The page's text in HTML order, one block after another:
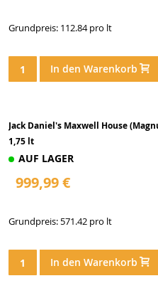
Grundpreis: 112.84 pro lt
In den Warenkorb
Jack Daniel's Maxwell House
1,75 lt
AUF LAGER
999,99 €
Grundpreis: 571.42 pro lt
In den Warenkorb